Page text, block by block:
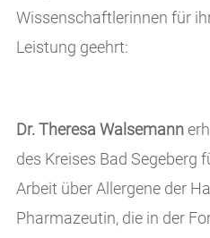
Wissenschaftlerinnen für
Leistung geehrt:
Dr. Theresa Walsemann
des Kreises Bad Segeberg
Arbeit über Allergene der
Pharmazeutin, die in der